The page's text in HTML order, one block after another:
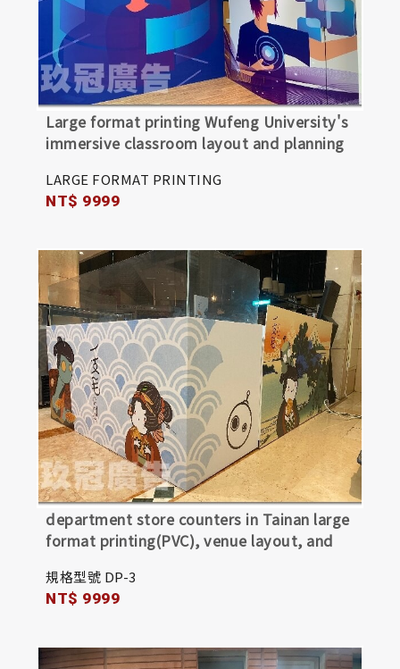
Large format printing Wufeng University's
immersive classroom layout and planning
LARGE FORMAT PRINTING
NT$ 9999
department store counters in Tainan large
format printing(PVC), venue layout, and
規格型號 DP-3
NT$ 9999